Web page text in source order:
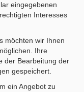
eingegebenen
Interesses
möchten wir Ihnen
Ihre
der Bearbeitung der
gespeichert.
ein Angebot zu